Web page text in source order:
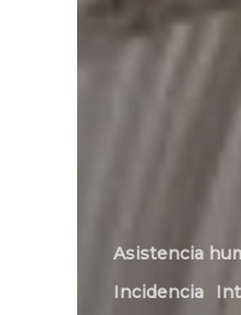
Asistencia
Incidencia